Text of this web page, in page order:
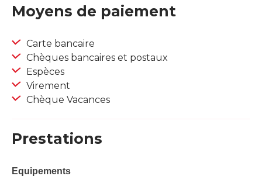
Moyens de paiement
Carte bancaire
Chèques bancaires et postaux
Espèces
Virement
Chèque Vacances
Prestations
Equipements